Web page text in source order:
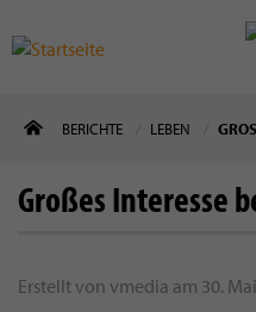
zum
BERICHTE LEBEN
Großes Interesse
Erstellt von vmedia am 30.